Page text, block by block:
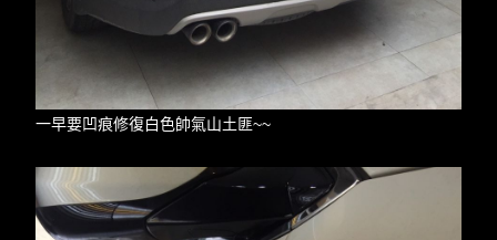
一早要凹痕修復白色帥氣山土匪~~